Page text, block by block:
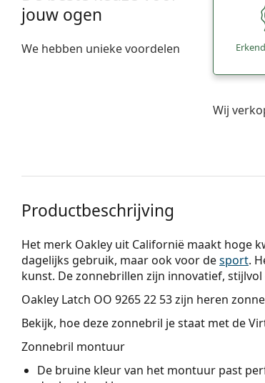
jouw ogen
We hebben unieke voordelen
Wij
Productbeschrijving
Het merk Oakley uit Californië maakt hoge
dagelijks gebruik, maar ook voor desport.
kunst. De zonnebrillen zijn innovatief,
Oakley Latch OO 9265 22 53zijn heren
Bekijk, hoe deze zonnebril je staat met de
Zonnebril montuur
De bruine kleur van het montuur past